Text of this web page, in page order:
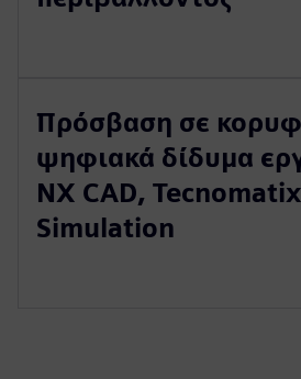
Πρόσβαση σε
ψηφιακά δίδυμα
NX CAD,
Simulation